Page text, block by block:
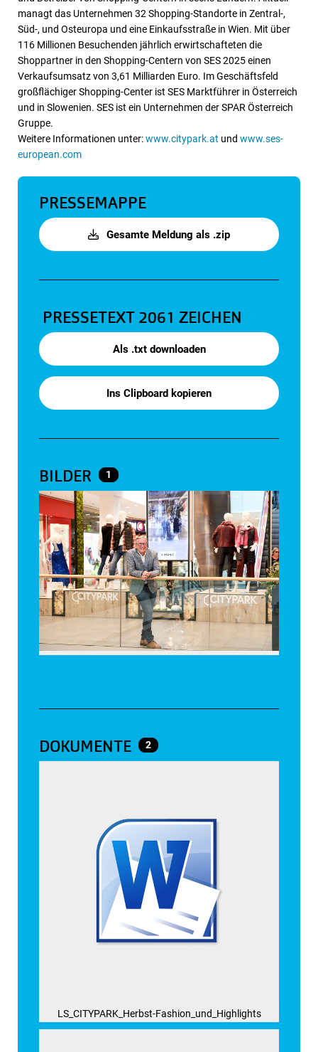
managt das Unternehmen 32 Shopping-Standorte in Zentral-,
Süd-, und Osteuropa und eine Einkaufsstraße in Wien. Mit über
116 Millionen Besuchenden jährlich erwirtschafteten die
Shoppartner in den Shopping-Centern von SES 2025 einen
Verkaufsumsatz von 3,61 Milliarden Euro. Im Geschäftsfeld
großflächiger Shopping-Center ist SES Marktführer in Österreich
und in Slowenien. SES ist ein Unternehmen der SPAR Österreich
Gruppe.
Weitere Informationen unter:www.citypark.at und www.ses-
european.com
PRESSEMAPPE
Gesamte Meldung als .zip
PRESSETEXT 2061 ZEICHEN
Als .txt downloaden
Ins Clipboard kopieren
BILDER 1
DOKUMENTE 2
LS_CITYPARK_Herbst-Fashion_und_Highlights